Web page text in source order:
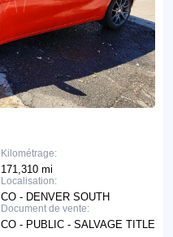
Kilométrage:
171,310 mi
Localisation:
CO - DENVER SOUTH
Document de vente:
CO - PUBLIC - SALVAGE TITLE